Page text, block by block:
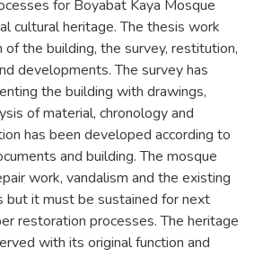
for Boyabat Kaya Mosque
cultural heritage. The thesis work
the building, the survey, restitution,
developments. The survey has
the building with drawings,
of material, chronology and
has been developed according to
and building. The mosque
work, vandalism and the existing
but it must be sustained for next
restoration processes. The heritage
with its original function and